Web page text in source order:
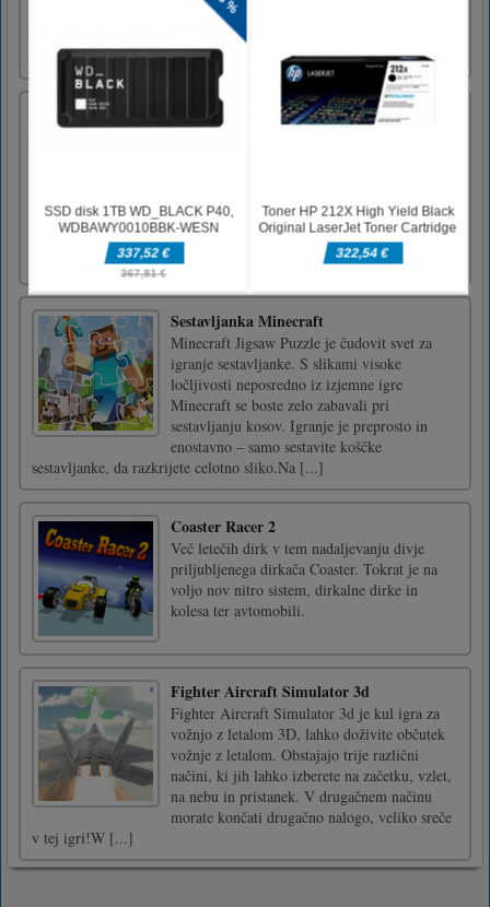
roads in city and mountains. Pick passengers,
drive this city metro coach bus through the
hilly area [...]
Max and Eleven BFF Strange DressUp
life and she broke up with her boyfriend
Mike. Her new best friend, Maxine, helps Elli
to believe in [...]
Sestavljanka Minecraft
Minecraft Jigsaw Puzzle je čudovit svet za
igranje sestavljanke. S slikami visoke
ločljivosti neposredno iz izjemne igre
Minecraft se boste zelo zabavali pri
sestavljanju kosov. Igranje je preprosto in
enostavno – samo sestavite koščke
sestavljanke, da razkrijete celotno sliko.Na [...]
Coaster Racer 2
Več letečih dirk v tem nadaljevanju divje
priljubljenega dirkača Coaster. Tokrat je na
voljo nov nitro sistem, dirkalne dirke in
kolesa ter avtomobili.
Fighter Aircraft Simulator 3d
Fighter Aircraft Simulator 3d je kul igra za
vožnjo z letalom 3D, lahko doživite občutek
vožnje z letalom. Obstajajo trije različni
načini, ki jih lahko izberete na začetku, vzlet,
na nebu in pristanek. V drugačnem načinu
morate končati drugačno nalogo, veliko sreče
v tej igri!W [...]